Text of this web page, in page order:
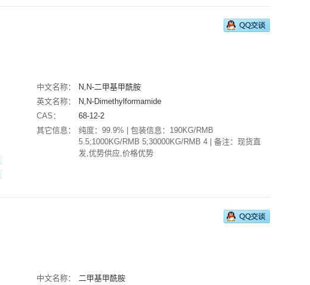
中文名称：
N,N-二甲基甲酰胺
英文名称：
N,N-Dimethylformamide
CAS：
68-12-2
其它信息：
纯度：99.9% | 包装信息：190KG/RMB
5.5;1000KG/RMB 5;30000KG/RMB 4 | 备注：现货直
发,优势供应,价格优势
中文名称：
二甲基甲酰胺